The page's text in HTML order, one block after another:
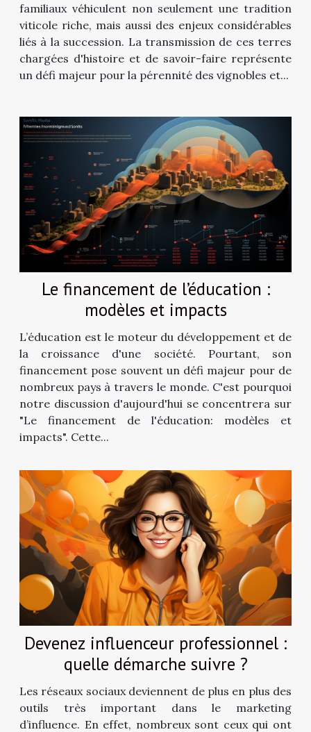
familiaux véhiculent non seulement une tradition
viticole riche, mais aussi des enjeux considérables
liés à la succession. La transmission de ces terres
chargées d'histoire et de savoir-faire représente
un défi majeur pour la pérennité des vignobles et...
Le financement de l’éducation :
modèles et impacts
L’éducation est le moteur du développement et de
la croissance d'une société. Pourtant, son
financement pose souvent un défi majeur pour de
nombreux pays à travers le monde. C'est pourquoi
notre discussion d'aujourd'hui se concentrera sur
"Le financement de l'éducation: modèles et
impacts". Cette...
Devenez influenceur professionnel :
quelle démarche suivre ?
Les réseaux sociaux deviennent de plus en plus des
outils très important dans le marketing
d’influence. En effet, nombreux sont ceux qui ont